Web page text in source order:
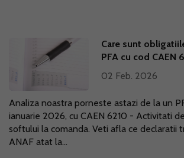
Care sunt
PFA cu cod CAEN
02 Feb. 2026
Analiza noastra porneste astazi de la un
ianuarie 2026, cu CAEN 6210 - Activitati
softului la comanda. Veti afla ce declaratii
ANAF atat la...